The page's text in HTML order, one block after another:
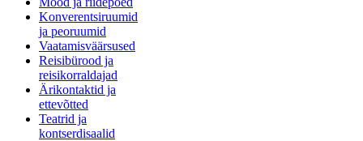
Konverentsiruumid
ja peoruumid
Vaatamisväärsused
Reisibürood ja
reisikorraldajad
Ärikontaktid ja
ettevõtted
Teatrid ja
kontserdisaalid